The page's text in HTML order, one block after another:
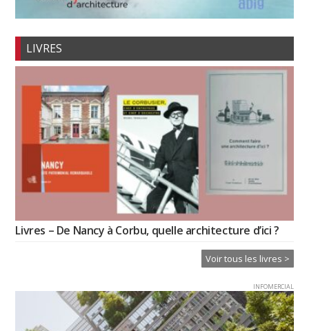
LIVRES
Livres – De Nancy à Corbu, quelle architecture d’ici ?
Voir tous les livres >
INFOMERCIAL